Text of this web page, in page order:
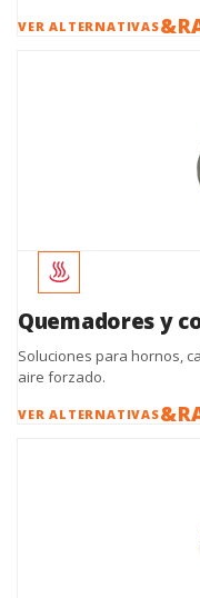
VER ALTERNATIVAS
Quemadores y
Soluciones para hornos,
aire forzado.
VER ALTERNATIVAS